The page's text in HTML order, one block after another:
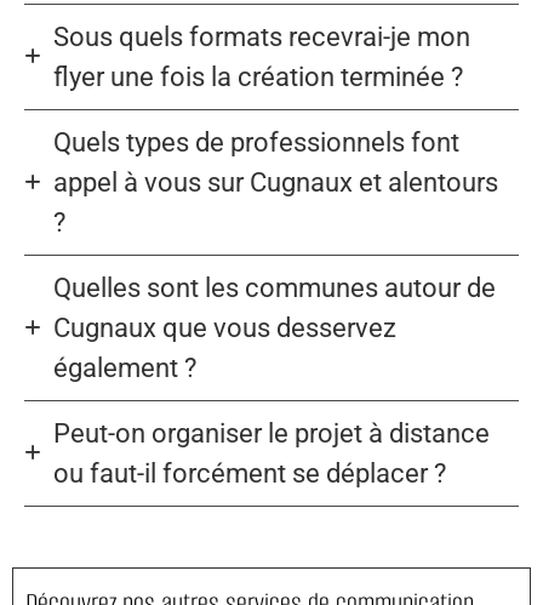
Sous quels formats recevrai-je mon
flyer une fois la création terminée ?
Quels types de professionnels font
appel à vous sur Cugnaux et alentours
?
Quelles sont les communes autour de
Cugnaux que vous desservez
également ?
Peut-on organiser le projet à distance
ou faut-il forcément se déplacer ?